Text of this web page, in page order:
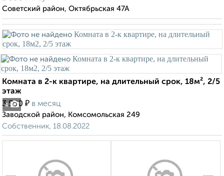
Советский район, Октябрьская 47А
4
Комната в 2-к квартире, на длительный срок, 18м², 2/5
этаж
3 500 ₽ в месяц
Заводской район, Комсомольская 249
Собственник, 18.08.2022